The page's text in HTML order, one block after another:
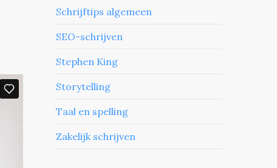
Schrijftips algemeen
SEO-schrijven
Stephen King
Storytelling
Taal en spelling
Zakelijk schrijven